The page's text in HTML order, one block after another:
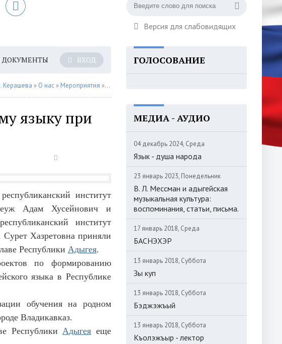
Версия для слабовидящих
ВХОД
Керашева » О нас » Мероприятия » Заседание Совета по адыгейскому языку при Главе Республики
языку при
институт
Адам Хусейнович и
институт
Хазретовна приняли
Республики Адыгея.
по формированию
языка в Республике
обучения на родном
Владикавказ.
РеспубликиАдыгея еще
ГОЛОСОВАНИЕ
МЕДИА - АУДИО
04 декабрь 2024, Среда
Язык - душа народа
23 январь 2023, Понедельник
В. Л. Мессман и адыгейская
музыкальная культура:
воспоминания, статьи, письма.
17 январь 2018, Среда
БАСНЭХЭР
13 январь 2018, Суббота
Зы куп
13 январь 2018, Суббота
Бэджэжъый
13 январь 2018, Суббота
Къолэжъыр - лектор